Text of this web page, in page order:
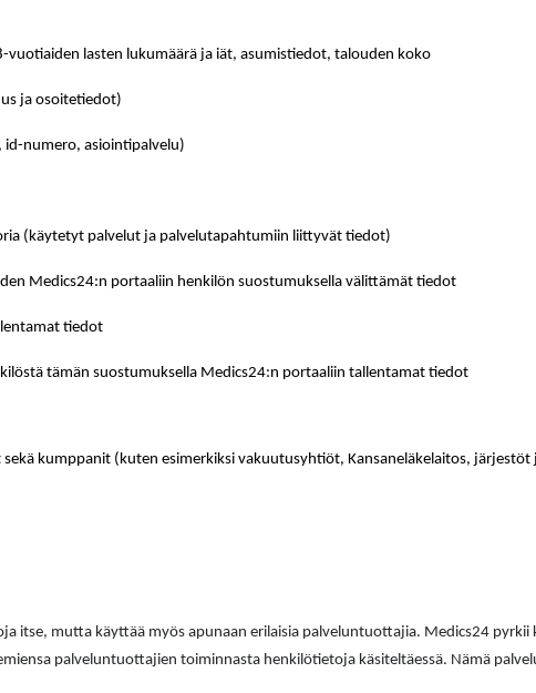
lasten lukumäärä ja iät, asumistiedot, talouden koko
ja osoitetiedot)
id-numero, asiointipalvelu)
(käytetyt palvelut ja palvelutapahtumiin liittyvät tiedot)
Medics24:n portaaliin henkilön suostumuksella välittämät tiedot
tiedot
tämän suostumuksella Medics24:n portaaliin tallentamat tiedot
sekä kumppanit (kuten esimerkiksi vakuutusyhtiöt, Kansaneläkelaitos, järjestöt
itse, mutta käyttää myös apunaan erilaisia palveluntuottajia. Medics24 pyrkii
palveluntuottajien toiminnasta henkilötietoja käsiteltäessä. Nämä